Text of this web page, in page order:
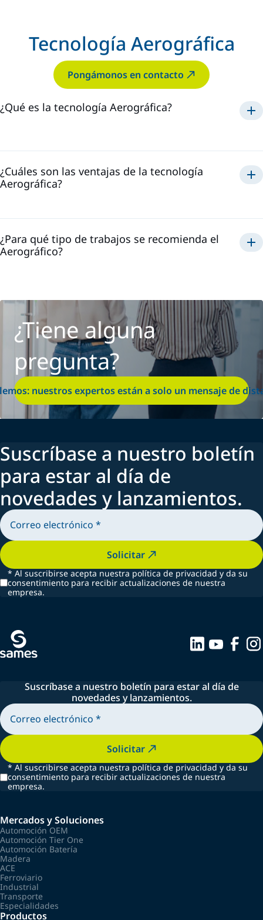
Tecnología Aerográfica
Pongámonos en contacto
¿Qué es la tecnología Aerográfica?
¿Cuáles son las ventajas de la tecnología
Aerográfica?
¿Para qué tipo de trabajos se recomienda el
Aerográfico?
¿Tiene alguna
pregunta?
nuestros expertos están a solo un mensaje de
Suscríbase a nuestro boletín
para estar al día de
novedades y lanzamientos.
Solicitar
* Al suscribirse acepta nuestra política de privacidad y da su
consentimiento para recibir actualizaciones de nuestra
empresa.
Suscríbase a nuestro boletín para estar al día de
novedades y lanzamientos.
Solicitar
* Al suscribirse acepta nuestra política de privacidad y da su
consentimiento para recibir actualizaciones de nuestra
empresa.
Mercados y Soluciones
Automoción OEM
Automoción Tier One
Automoción Batería
Madera
ACE
Ferroviario
Industrial
Transporte
Especialidades
Productos